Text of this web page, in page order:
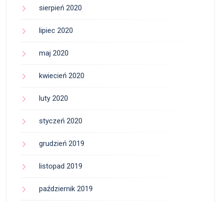
sierpień 2020
lipiec 2020
maj 2020
kwiecień 2020
luty 2020
styczeń 2020
grudzień 2019
listopad 2019
październik 2019